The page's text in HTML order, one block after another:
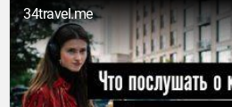
образовательной линии.
университетов сейчас
академическую
Польша, Литва и некоторые
предлагают уже ставшими
34travel.me